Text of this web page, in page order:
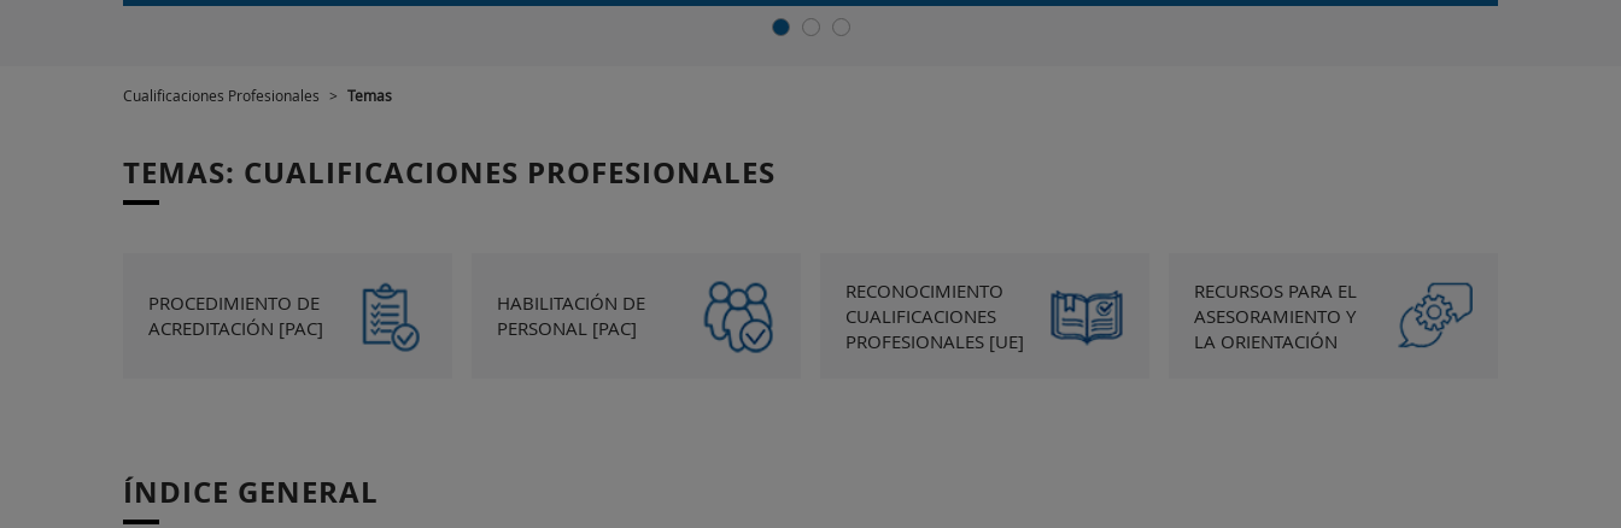
Cualificaciones Profesionales > Temas
TEMAS: CUALIFICACIONES PROFESIONALES
PROCEDIMIENTO DE
ACREDITACIÓN [PAC]
HABILITACIÓN DE
PERSONAL [PAC]
RECONOCIMIENTO
CUALIFICACIONES
PROFESIONALES [UE]
RECURSOS PARA EL
ASESORAMIENTO Y
LA ORIENTACIÓN
ÍNDICE GENERAL